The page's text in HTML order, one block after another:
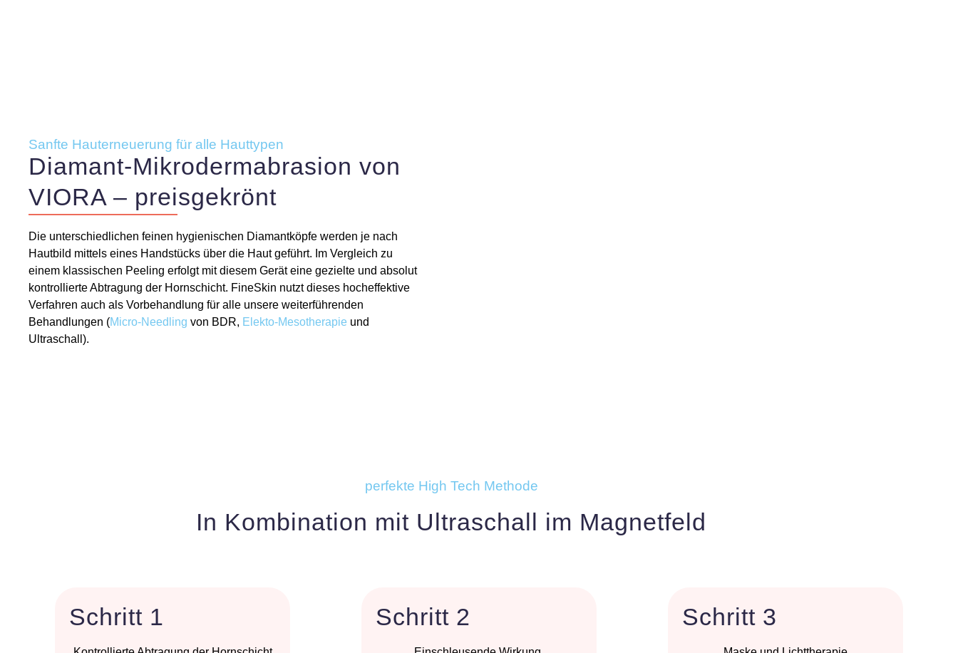
Sanfte Hauterneuerung für alle Hauttypen
Diamant-Mikrodermabrasion von
VIORA – preisgekrönt
Die unterschiedlichen feinen hygienischen Diamantköpfe werden je nach
Hautbild mittels eines Handstücks über die Haut geführt. Im Vergleich zu
einem klassischen Peeling erfolgt mit diesem Gerät eine gezielte und absolut
kontrollierte Abtragung der Hornschicht. FineSkin nutzt dieses hocheffektive
Verfahren auch als Vorbehandlung für alle unsere weiterführenden
Behandlungen (Micro-Needling von BDR, Elekto-Mesotherapie und
Ultraschall).
perfekte High Tech Methode
In Kombination mit Ultraschall im Magnetfeld
Schritt 1 Schritt 2 Schritt 3